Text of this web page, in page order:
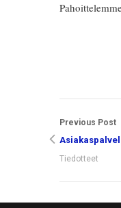
Previous Post
Tiedotteet